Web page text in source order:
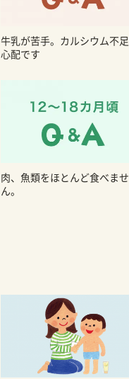
牛乳が苦手。カルシウム不
心配です
肉、魚類をほとんど食べませ
ん。